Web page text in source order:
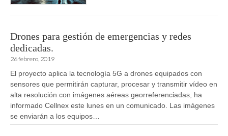
Drones para gestión de emergencias y redes
dedicadas.
26 febrero, 2019
El proyecto aplica la tecnología 5G a drones equipados con
sensores que permitirán capturar, procesar y transmitir vídeo en
alta resolución con imágenes aéreas georreferenciadas, ha
informado Cellnex este lunes en un comunicado. Las imágenes
se enviarán a los equipos…